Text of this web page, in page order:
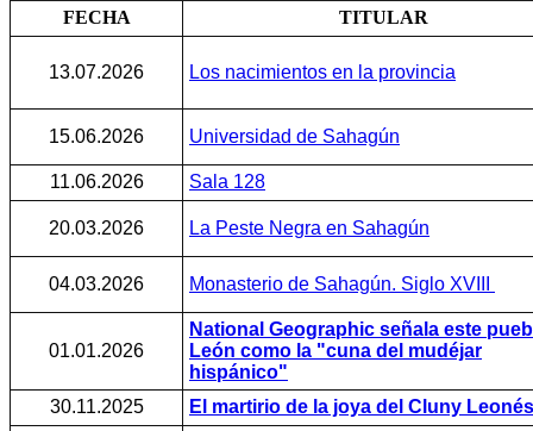
FECHA TITULAR
13.07.2026 Los nacimientos en la provincia
15.06.2026 Universidad de Sahagún
11.06.2026 Sala 128
20.03.2026 La Peste Negra en Sahagún
04.03.2026 Monasterio de Sahagún. Siglo XVIII
01.01.2026
National Geographic señala este
León como la "cuna del mudéjar
hispánico"
30.11.2025
El martirio de la joya del Cluny Leonés